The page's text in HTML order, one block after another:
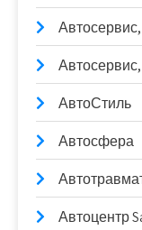
АвтоСтиль
Автосфера
Автоцентр